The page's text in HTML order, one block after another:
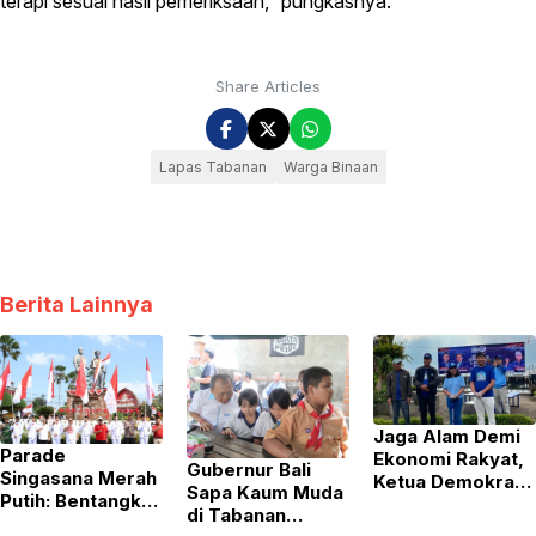
Share Articles
Lapas Tabanan Warga Binaan
Berita Lainnya
Parade
Singasana Merah
Putih: Bentangkan
Gubernur Bali
Sapa Kaum Muda
di Tabanan
Jaga Alam Demi
Ekonomi Rakyat,
Ketua Demokrat